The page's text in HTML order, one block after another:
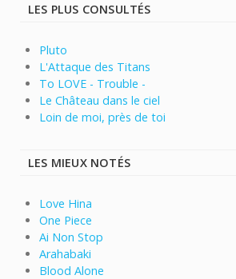
LES PLUS CONSULTÉS
Pluto
L'Attaque des Titans
To LOVE - Trouble -
Le Château dans le ciel
Loin de moi, près de toi
LES MIEUX NOTÉS
Love Hina
One Piece
Ai Non Stop
Arahabaki
Blood Alone